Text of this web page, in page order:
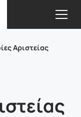
Αριστείας